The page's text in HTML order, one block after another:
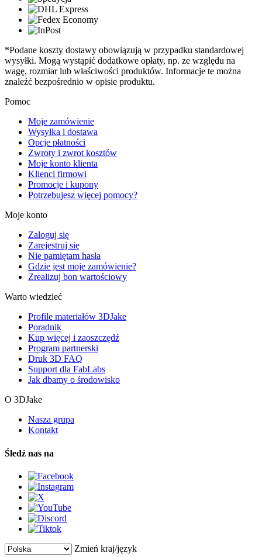
*Podane koszty dostawy obowiązują w przypadku standardowej
wysyłki. Mogą wystąpić dodatkowe opłaty, np. ze względu na
wagę, rozmiar lub właściwości produktów. Informacje te można
znaleźć bezpośrednio w opisie produktu.
Pomoc
Moje zamówienie
Wysyłka i dostawa
Opcje płatności
Zwroty i zwrot kosztów
Moje konto klienta
Klienci firmowi
Promocje i kupony
Potrzebujesz więcej pomocy?
Moje konto
Zaloguj się
Zarejestruj się
Nie pamiętam hasła
Gdzie jest moje zamówienie?
Zrealizuj bon wartościowy
Warto wiedzieć
Profile materiałów 3DJake
Poradnik
Kup więcej i zaoszczędź
Program partnerski
Druk 3D FAQ
Support dla FabLabs
Jak dbamy o środowisko
O 3DJake
Nasza grupa
Kontakt
Śledź nas na
Zmień kraj/język